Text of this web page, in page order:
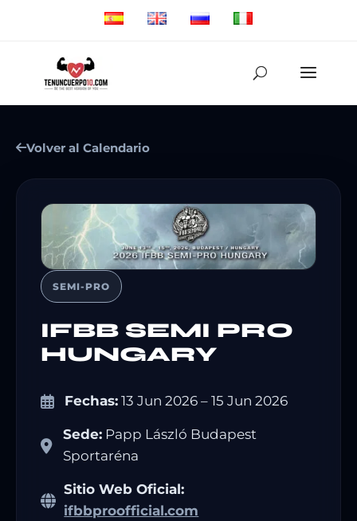
Volver al Calendario
SEMI-PRO
IFBB SEMI PRO
HUNGARY
Fechas: 13 Jun 2026 – 15 Jun 2026
Sede:Papp László Budapest
Sportaréna
Sitio Web Oficial:
ifbbproofficial.com